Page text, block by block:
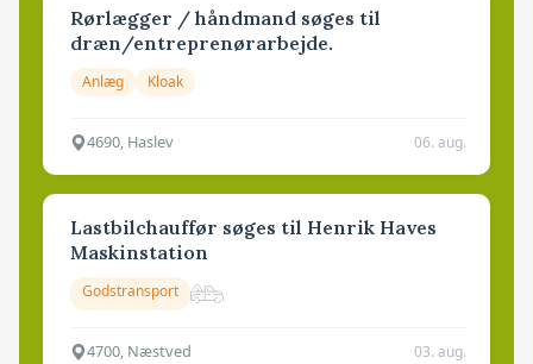
Rørlægger / håndmand søges til
dræn/entreprenørarbejde.
Anlæg Kloak
4690, Haslev 06. aug.
Lastbilchauffør søges til Henrik Haves
Maskinstation
Godstransport
4700, Næstved 03. aug.